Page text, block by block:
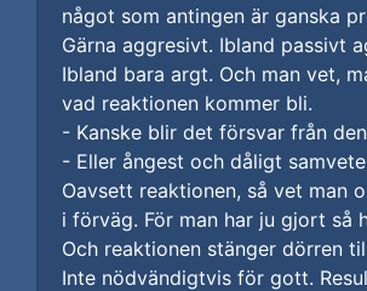
något som antingen är ganska
Gärna aggresivt. Ibland passivt
Ibland bara argt. Och man vet,
vad reaktionen kommer bli.
- Kanske blir det försvar från
- Eller ångest och dåligt
Oavsett reaktionen, så vet man
i förväg. För man har ju gjort så
Och reaktionen stänger dörren
Inte nödvändigtvis för gott.